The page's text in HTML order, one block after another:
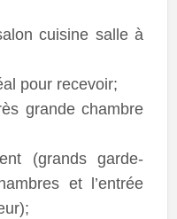
cuisine salle à
pour recevoir;
grande chambre
(grands garde-
et l’entrée